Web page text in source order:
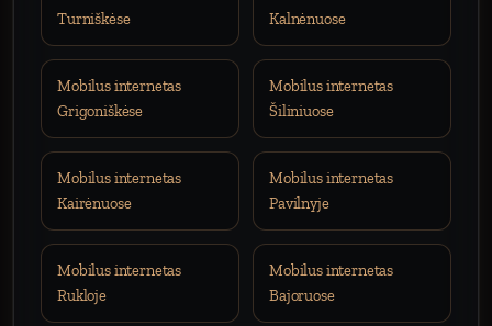
Turniškėse
Kalnėnuose
Mobilus internetas
Grigoniškėse
Mobilus internetas
Šiliniuose
Mobilus internetas
Kairėnuose
Mobilus internetas
Pavilnyje
Mobilus internetas
Rukloje
Mobilus internetas
Bajoruose